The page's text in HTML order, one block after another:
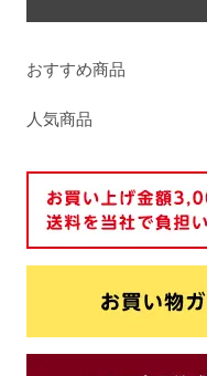
おすすめ商品
人気商品